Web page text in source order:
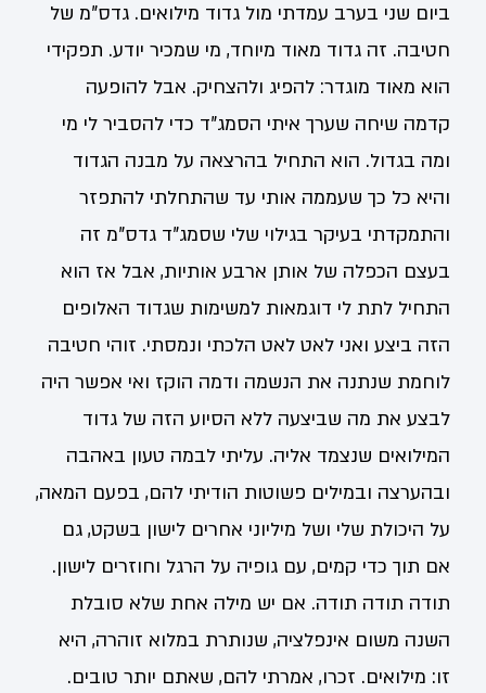
ביום שני בערב עמדתי מול גדוד מילואים. גדס"מ של
חטיבה. זה גדוד מאוד מיוחד, מי שמכיר יודע. תפקידי
הוא מאוד מוגדר: להפיג ולהצחיק. אבל להופעה
קדמה שיחה שערך איתי הסמג"ד כדי להסביר לי מי
ומה בגדול. הוא התחיל בהרצאה על מבנה הגדוד
והיא כל כך שעממה אותי עד שהתחלתי להתפזר
והתמקדתי בעיקר בגילוי שלי שסמג"ד גדס"מ זה
בעצם הכפלה של אותן ארבע אותיות, אבל אז הוא
התחיל לתת לי דוגמאות למשימות שגדוד האלופים
הזה ביצע ואני לאט לאט הלכתי ונמסתי. זוהי חטיבה
לוחמת שנתנה את הנשמה ודמה הוקז ואי אפשר היה
לבצע את מה שביצעה ללא הסיוע הזה של גדוד
המילואים שנצמד אליה. עליתי לבמה טעון באהבה
ובהערצה ובמילים פשוטות הודיתי להם, בפעם המאה,
על היכולת שלי ושל מיליוני אחרים לישון בשקט, גם
אם תוך כדי קמים, עם גופיה על הרגל וחוזרים לישון.
תודה תודה תודה. אם יש מילה אחת שלא סובלת
השנה משום אינפלציה, שנותרת במלוא זוהרה, היא
זו: מילואים. זכרו, אמרתי להם, שאתם יותר טובים.